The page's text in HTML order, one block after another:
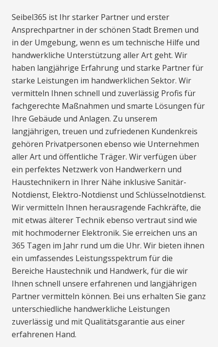
Seibel365 ist Ihr starker Partner und erster
Ansprechpartner in der schönen Stadt Bremen und
in der Umgebung, wenn es um technische Hilfe und
handwerkliche Unterstützung aller Art geht. Wir
haben langjährige Erfahrung und starke Partner für
starke Leistungen im handwerklichen Sektor. Wir
vermitteln Ihnen schnell und zuverlässig Profis für
fachgerechte Maßnahmen und smarte Lösungen für
Ihre Gebäude und Anlagen. Zu unserem
langjährigen, treuen und zufriedenen Kundenkreis
gehören Privatpersonen ebenso wie Unternehmen
aller Art und öffentliche Träger. Wir verfügen über
ein perfektes Netzwerk von Handwerkern und
Haustechnikern in Ihrer Nähe inklusive Sanitär-
Notdienst, Elektro-Notdienst und Schlüsselnotdienst.
Wir vermitteln Ihnen herausragende Fachkräfte, die
mit etwas älterer Technik ebenso vertraut sind wie
mit hochmoderner Elektronik. Sie erreichen uns an
365 Tagen im Jahr rund um die Uhr. Wir bieten ihnen
ein umfassendes Leistungsspektrum für die
Bereiche Haustechnik und Handwerk, für die wir
Ihnen schnell unsere erfahrenen und langjährigen
Partner vermitteln können. Bei uns erhalten Sie ganz
unterschiedliche handwerkliche Leistungen
zuverlässig und mit Qualitätsgarantie aus einer
erfahrenen Hand.